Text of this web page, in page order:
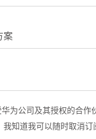
案
为公司及其授权的合作
知道我可以随时取消订